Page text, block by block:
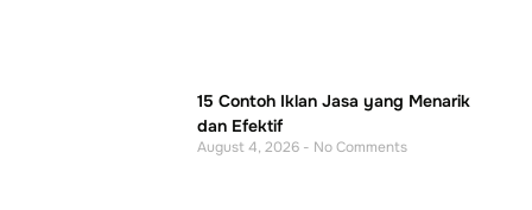
15 Contoh Iklan Jasa yang Menarik
dan Efektif
August 4, 2026 No Comments